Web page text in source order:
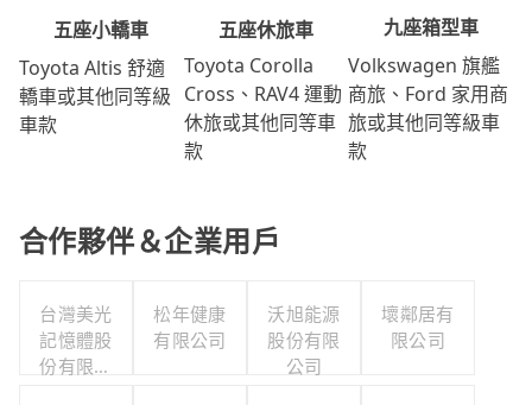
五座小轎車
Toyota Altis 舒適
轎車或其他同等級
車款
五座休旅車
Toyota Corolla
Cross、RAV4 運動
休旅或其他同等車
款
九座箱型車
Volkswagen 旗艦
商旅、Ford 家用商
旅或其他同等級車
款
合作夥伴＆企業用戶
台灣美光
記憶體股
份有限公
松年健康
有限公司
沃旭能源
股份有限
公司
壞鄰居有
限公司